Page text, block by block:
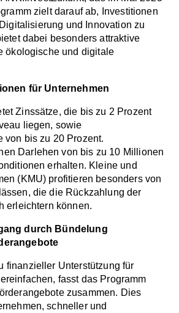
zielt darauf ab, Investitionen
und Innovation zu
dabei besonders attraktive
ökologische und digitale
für Unternehmen
Zinssätze, die bis zu 2 Prozent
liegen, sowie
von bis zu 20 Prozent.
Darlehen von bis zu 10 Millionen
erhalten. Kleine und
(KMU) profitieren besonders von
die die Rückzahlung der
erleichtern können.
durch Bündelung
finanzieller Unterstützung für
fasst das Programm
zusammen. Dies
schneller und